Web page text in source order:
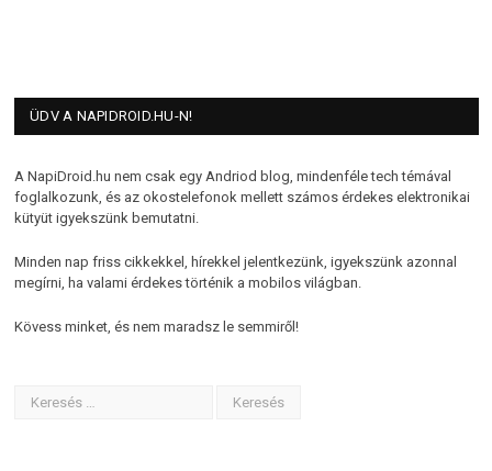
ÜDV A NAPIDROID.HU-N!
A NapiDroid.hu nem csak egy Andriod blog, mindenféle tech témával
foglalkozunk, és az okostelefonok mellett számos érdekes elektronikai
kütyüt igyekszünk bemutatni.
Minden nap friss cikkekkel, hírekkel jelentkezünk, igyekszünk azonnal
megírni, ha valami érdekes történik a mobilos világban.
Kövess minket, és nem maradsz le semmiről!